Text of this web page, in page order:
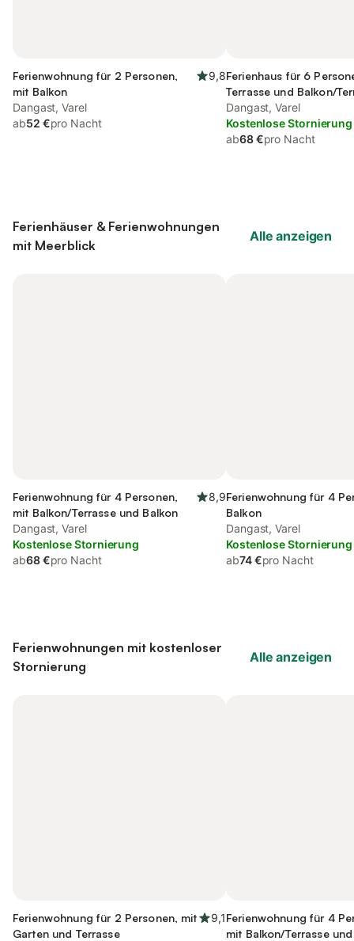
Ferienwohnung für 2 Personen,
mit Balkon
9,8
Dangast, Varel
ab52 €pro Nacht
Ferienhaus für 6
Terrasse und Balkon/
Dangast, Varel
Kostenlose Stornierung
ab68 €pro Nacht
Ferienhäuser & Ferienwohnungen
mit Meerblick
Alle anzeigen
Ferienwohnung für 4 Personen,
mit Balkon/Terrasse und Balkon
8,9
Dangast, Varel
Kostenlose Stornierung
ab68 €pro Nacht
Ferienwohnung für 4
Balkon
Dangast, Varel
Kostenlose Stornierung
ab74 €pro Nacht
Ferienwohnungen mit kostenloser
Stornierung
Alle anzeigen
Ferienwohnung für 2 Personen, mit
Garten und Terrasse
9,1Ferienwohnung für 4
mit Balkon/Terrasse